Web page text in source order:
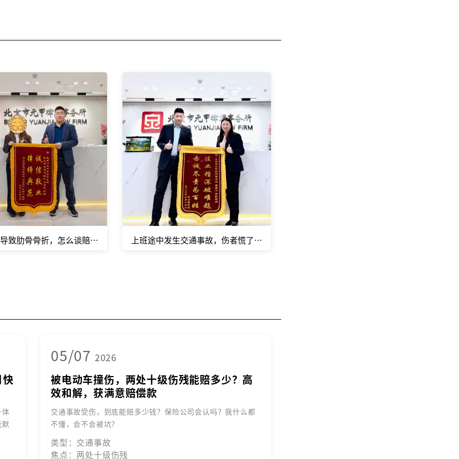
致肋骨骨折，怎么谈赔偿？ 上班途中发生交通事故，伤者慌了“这算工伤吗？公司认吗？理赔怎么走？”
05/07 2026
被电动车撞伤，两处十级伤残能赔多少？高
效和解，获满意赔偿款
交通事故受伤，到底能赔多少钱？保险公司会认吗？我什么都
不懂，会不会被坑？
类型：交通事故
焦点：两处十级伤残